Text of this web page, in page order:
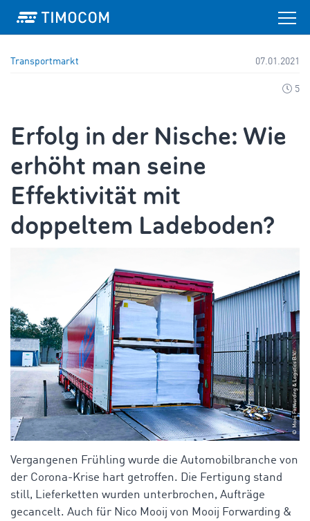
Transportmarkt 07.01.2021
5
Erfolg in der Nische: Wie
erhöht man seine
Effektivität mit
doppeltem Ladeboden?
Vergangenen Frühling wurde die Automobilbranche von
der Corona-Krise hart getroffen. Die Fertigung stand
still, Lieferketten wurden unterbrochen, Aufträge
gecancelt. Auch für Nico Mooij von Mooij Forwarding &